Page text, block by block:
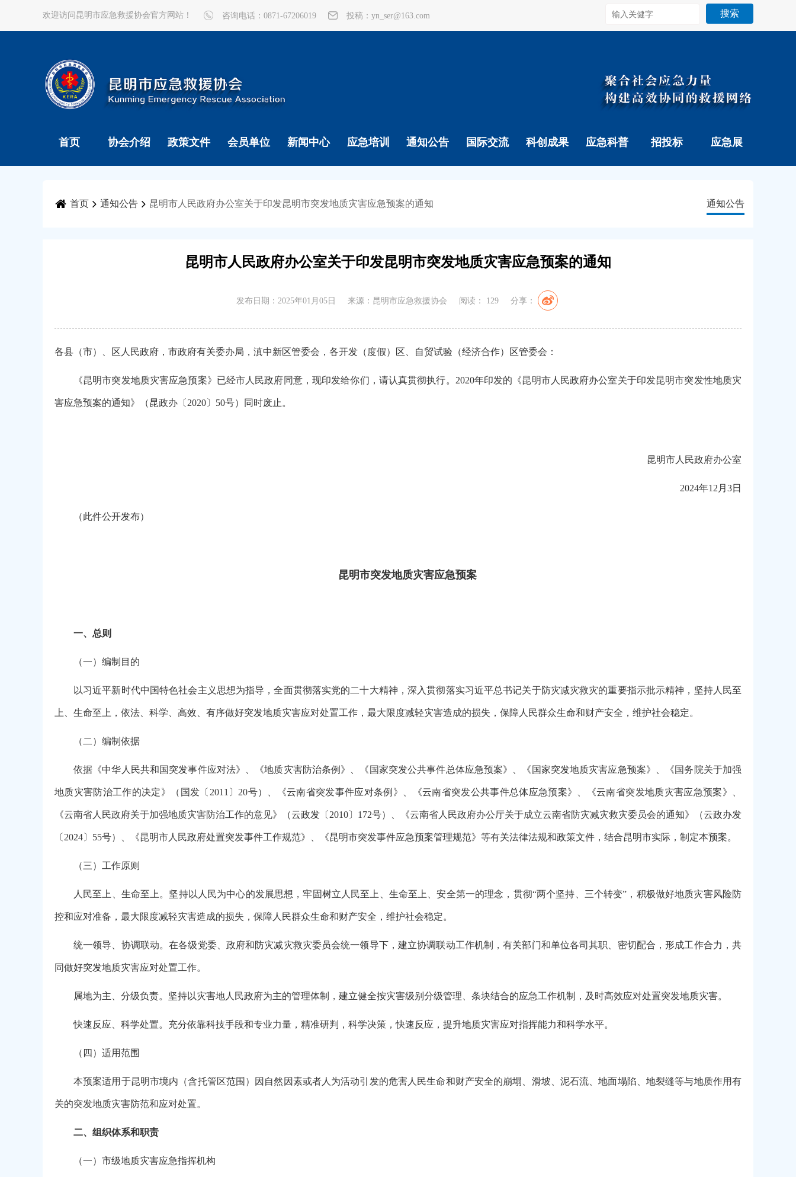
欢迎访问昆明市应急救援协会官方网站！ 咨询电话：0871-67206019 投稿：yn_ser@163.com 搜索
首页 协会介绍 政策文件 会员单位 新闻中心 应急培训 通知公告 国际交流 科创成果 应急科普 招投标 应急展
首页 通知公告 昆明市人民政府办公室关于印发昆明市突发地质灾害应急预案的通知 通知公告
昆明市人民政府办公室关于印发昆明市突发地质灾害应急预案的通知
发布日期：2025年01月05日 来源：昆明市应急救援协会 阅读： 129 分享：
各县（市）、区人民政府，市政府有关委办局，滇中新区管委会，各开发（度假）区、自贸试验（经济合作）区管委会：
《昆明市突发地质灾害应急预案》已经市人民政府同意，现印发给你们，请认真贯彻执行。2020年印发的《昆明市人民政府办公室关于印发昆明市突发性地质灾
害应急预案的通知》（昆政办〔2020〕50号）同时废止。
昆明市人民政府办公室
2024年12月3日
（此件公开发布）
昆明市突发地质灾害应急预案
一、总则
（一）编制目的
以习近平新时代中国特色社会主义思想为指导，全面贯彻落实党的二十大精神，深入贯彻落实习近平总书记关于防灾减灾救灾的重要指示批示精神，坚持人民至
上、生命至上，依法、科学、高效、有序做好突发地质灾害应对处置工作，最大限度减轻灾害造成的损失，保障人民群众生命和财产安全，维护社会稳定。
（二）编制依据
依据《中华人民共和国突发事件应对法》、《地质灾害防治条例》、《国家突发公共事件总体应急预案》、《国家突发地质灾害应急预案》、《国务院关于加强
地质灾害防治工作的决定》（国发〔2011〕20号）、《云南省突发事件应对条例》、《云南省突发公共事件总体应急预案》、《云南省突发地质灾害应急预案》、
《云南省人民政府关于加强地质灾害防治工作的意见》（云政发〔2010〕172号）、《云南省人民政府办公厅关于成立云南省防灾减灾救灾委员会的通知》（云政办发
〔2024〕55号）、《昆明市人民政府处置突发事件工作规范》、《昆明市突发事件应急预案管理规范》等有关法律法规和政策文件，结合昆明市实际，制定本预案。
（三）工作原则
人民至上、生命至上。坚持以人民为中心的发展思想，牢固树立人民至上、生命至上、安全第一的理念，贯彻“两个坚持、三个转变”，积极做好地质灾害风险防
控和应对准备，最大限度减轻灾害造成的损失，保障人民群众生命和财产安全，维护社会稳定。
统一领导、协调联动。在各级党委、政府和防灾减灾救灾委员会统一领导下，建立协调联动工作机制，有关部门和单位各司其职、密切配合，形成工作合力，共
同做好突发地质灾害应对处置工作。
属地为主、分级负责。坚持以灾害地人民政府为主的管理体制，建立健全按灾害级别分级管理、条块结合的应急工作机制，及时高效应对处置突发地质灾害。
快速反应、科学处置。充分依靠科技手段和专业力量，精准研判，科学决策，快速反应，提升地质灾害应对指挥能力和科学水平。
（四）适用范围
本预案适用于昆明市境内（含托管区范围）因自然因素或者人为活动引发的危害人民生命和财产安全的崩塌、滑坡、泥石流、地面塌陷、地裂缝等与地质作用有
关的突发地质灾害防范和应对处置。
二、组织体系和职责
（一）市级地质灾害应急指挥机构